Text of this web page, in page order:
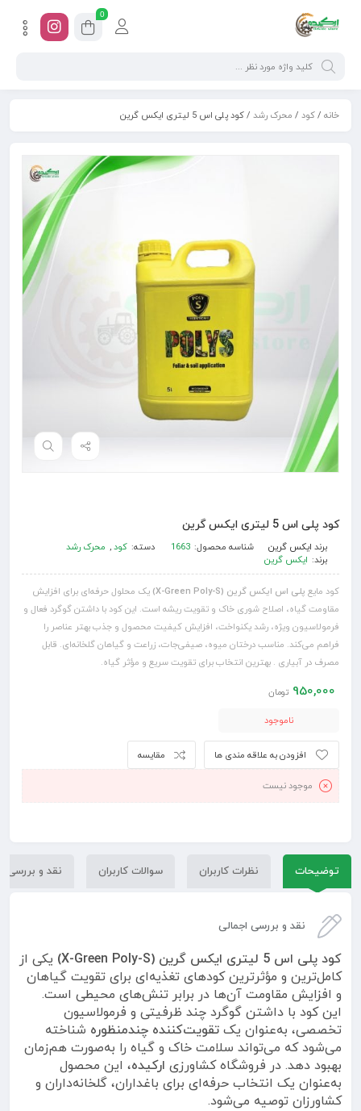
0
خانه /کود / محرک رشد / کود پلی اس 5 لیتری ایکس گرین
کود پلی اس 5 لیتری ایکس گرین
برند ایکس گرین شناسه محصول: 1663 دسته: کود, محرک رشد
برند: ایکس گرین
کود مایع پلی اس ایکس گرین (X-Green Poly-S)
یک محلول حرفه‌ای برای افزایش
مقاومت گیاه، اصلاح شوری خاک و تقویت ریشه است. این کود با داشتن گوگرد فعال و
فرمولاسیون ویژه، رشد یکنواخت، افزایش کیفیت محصول و جذب بهتر عناصر را
فراهم می‌کند. مناسب درختان میوه، صیفی‌جات، زراعت و گیاهان گلخانه‌ای. قابل
مصرف در آبیاری . بهترین انتخاب برای تقویت سریع و مؤثر گیاه.
950,000 تومان
ناموجود
مقایسه افزودن به علاقه مندی ها
موجود نیست
توضیحات نظرات کاربران سوالات کاربران نقد و بررسی
نقد و بررسی اجمالی
کود پلی اس 5 لیتری ایکس گرین (X-Green Poly-S)
یکی از
کامل‌ترین و مؤثرترین کودهای تغذیه‌ای برای تقویت گیاهان
و افزایش مقاومت آن‌ها در برابر تنش‌های محیطی است.
این کود با داشتن گوگرد چند ظرفیتی و فرمولاسیون
تخصصی، به‌عنوان یک تقویت‌کننده چندمنظوره شناخته
می‌شود که می‌تواند سلامت خاک و گیاه را به‌صورت هم‌زمان
بهبود دهد. در فروشگاه کشاورزی ارکیده، این محصول
به‌عنوان یک انتخاب حرفه‌ای برای باغداران، گلخانه‌داران و
کشاورزان توصیه می‌شود.